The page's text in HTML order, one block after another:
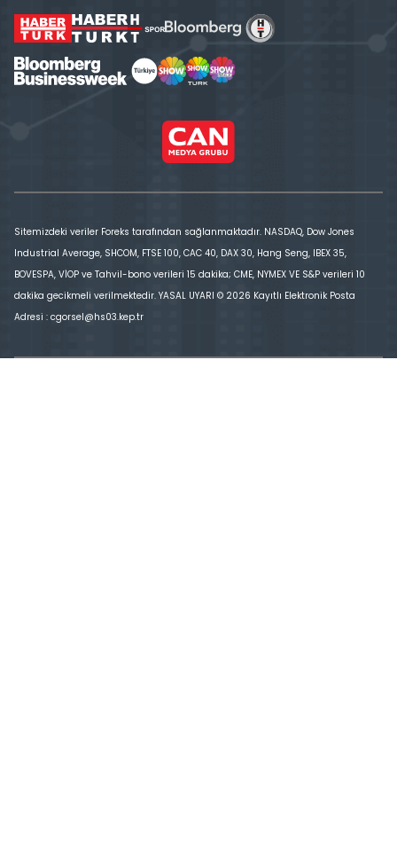
Sitemizdeki veriler Foreks tarafından sağlanmaktadır. NASDAQ, Dow Jones
Industrial Average, SHCOM, FTSE 100, CAC 40, DAX 30, Hang Seng, IBEX 35,
BOVESPA, VİOP ve Tahvil-bono verileri 15 dakika; CME, NYMEX VE S&P verileri 10
dakika gecikmeli verilmektedir. YASAL UYARI © 2026 Kayıtlı Elektronik Posta
Adresi : cgorsel@hs03.kep.tr